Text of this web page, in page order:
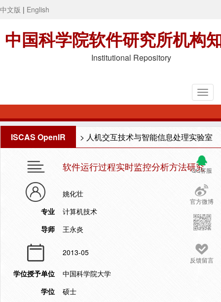
中文版 | English
中国科学院软件研究所机构
Institutional Repository
ISCAS OpenIR > 人机交互技术与智能信息处理实验室
QQ客服
官方微博
反馈留言
软件运行过程实时监控分析方法研究
姚化壮
专业
计算机技术
导师
王永炎
2013-05
学位授予单位
中国科学院大学
学位
硕士